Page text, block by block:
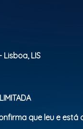
Lisboa, LIS
que leu e